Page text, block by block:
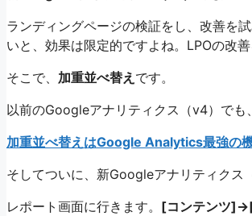
ランディングページの検証をし、改善を
いと、効果は限定的ですよね。LPOの改
そこで、 加重並べ替え です。
以前のGoogleアナリティクス（v4）でも
加重並べ替えはGoogle Analytics最強の
そしてついに、新Googleアナリティクス
レポート画面に行きます。 [コンテンツ